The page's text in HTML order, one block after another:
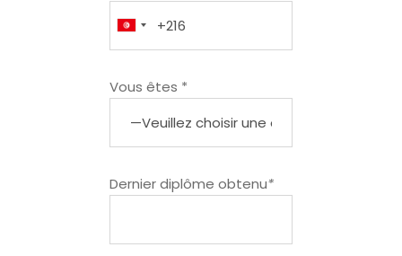
Vous êtes *
Dernier diplôme obtenu*